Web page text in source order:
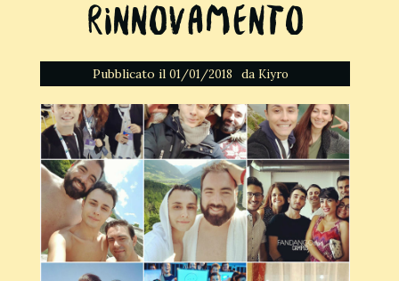
Rinnovamento
Pubblicato il 01/01/2018 da Kiyro